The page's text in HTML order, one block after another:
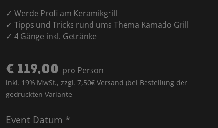
✓ Werde Profi am Keramikgrill
✓ Tipps und Tricks rund ums Thema Kamado Grill
✓ 4 Gänge inkl. Getränke
€ 119,00 pro Person
inkl. 19% MwSt., zzgl. 7,50€ Versand (bei Bestellung der
gedruckten Variante
Event Datum *